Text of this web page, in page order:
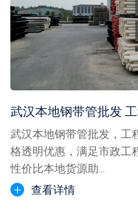
武汉本地钢带管批发
武汉本地钢带管批发，工
格透明优惠，满足市政工
性价比本地货源助...
查看详情